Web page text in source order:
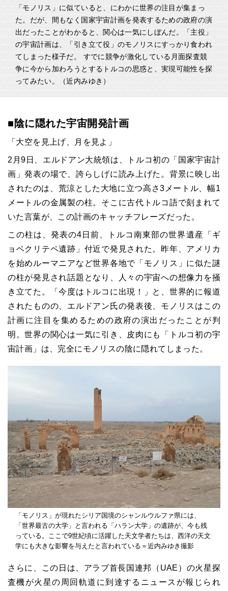
「モノリス」に似ていると、にわかに世界の注目が集まっ
た。だが、間もなく国家宇宙計画を発表するための政府の演
出だったことがわかると、関心は一気にしぼんだ。「主役」
の宇宙計画は、「引き立て役」のモノリスにすっかり食われ
てしまった様子だ。 すでに競争が激化している月面探査競
争に今から加わろうとするトルコの思惑と、実現可能性を探
ってみたい。（近内みゆき）
■陰に隠れた宇宙開発計画
「大空を見上げ、月を見よ」
2月9日、エルドアン大統領は、トルコ初の「国家宇宙計
画」発表の場で、誇らしげに読み上げた。背景に映し出
されたのは、荒涼とした大地に立つ高さ3メートル、幅1
メートルの金属製の柱。そこに古代トルコ語で刻まれて
いた言葉が、この計画のキャッチフレーズだった。
この柱は、発表の4日前、トルコ南東部の世界遺産「ギ
ョベクリテペ遺跡」付近で発見された。昨年、アメリカ
を始めルーマニアなど世界各地で「モノリス」に似た謎
の柱が発見され話題となり、人々の宇宙への想像力を掻
き立てた。「今度はトルコに出現！」と、世界的に報道
されたものの、エルドアン氏の発表後、モノリスはこの
計画に注目を集めるための政府の演出だったことが判
明。世界の関心は一気に引き、皮肉にも「トルコ初の宇
宙計画」は、完全にモノリスの陰に隠れてしまった。
「モノリス」が現れたシリア国境のシャンルウルファ県には、
「世界最古の大学」と言われる「ハラン大学」の遺跡が、今も残
っている。ここで9世紀頃に活躍した天文学者たちは、西洋の天文
学にも大きな影響を与えたと言われている＝近内みゆき撮影
さらに、この日は、アラブ首長国連邦（UAE）の火星探
査機が火星の周回軌道に到達するニュースが報じられ